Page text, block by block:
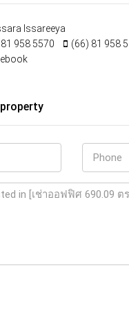
Issareeya
958 5570
(66) 81 958